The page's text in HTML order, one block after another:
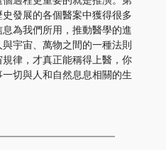
發展的各個醫案中獲得很多
為我們所用，推動醫學的進
宇宙、萬物之間的一種法則
律，才真正能稱得上醫，你
切與人和自然息息相關的生